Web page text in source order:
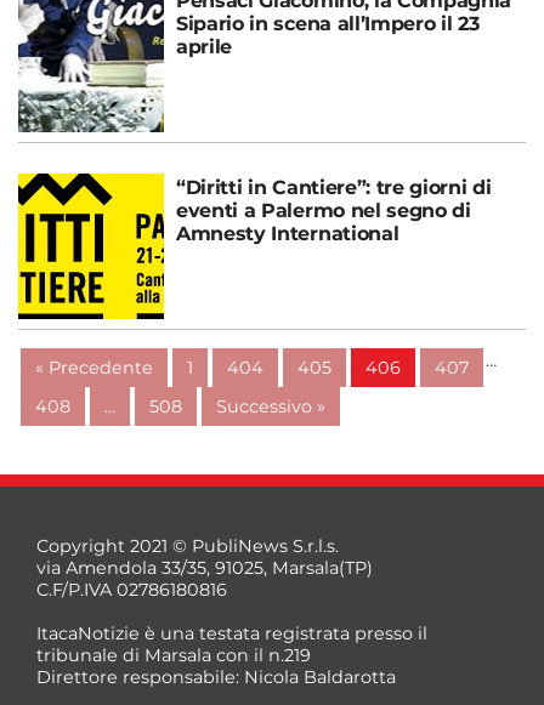
Sipario in scena all’Impero il 23
aprile
“Diritti in Cantiere”: tre giorni di
eventi a Palermo nel segno di
Amnesty International
« Precedente 1 …
404 405 406
407
408
… 508 Successivo »
Copyright 2021 © PubliNews S.r.l.s.
via Amendola 33/35, 91025, Marsala(TP)
C.F/P.IVA 02786180816
ItacaNotizie è una testata registrata presso il
tribunale di Marsala con il n.219
Direttore responsabile: Nicola Baldarotta